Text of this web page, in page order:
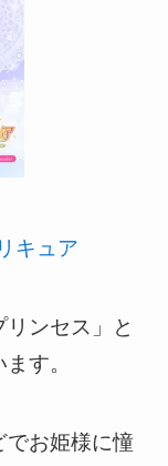
キュア
ンセス」と
す。
でお姫様に憧